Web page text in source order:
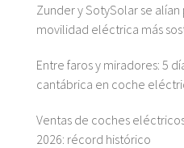
Buscamos ubicaciones
¿Qué ofrecemos?
Proponer ubicación
Zunder y SotySolar se
movilidad eléctrica más
Entre faros y miradores: 5
cantábrica en coche
Ventas de coches
2026: récord histórico